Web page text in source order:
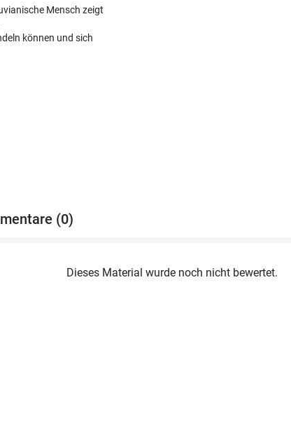
Mensch zeigt
können und sich
(0)
Dieses Material wurde noch nicht bewertet.